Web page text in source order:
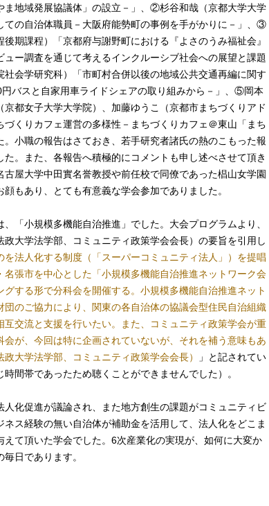
ま地域発展協議体」の設立－」、②杉谷和哉（京都大学大学
ての自治体職員－大阪府能勢町の事例を手がかりに－」、③
期課程）「京都府与謝野町における『よさのうみ福祉会』
ー調査を通じて考えるインクルーシブ社会への展望と課題
会学研究科）「市町村合併以後の地域公共交通再編に関す
バスと自家用車ライドシェアの取り組みから－」、⑤岡本
都女子大学大学院）、加藤ゆうこ（京都市まちづくりアド
くりカフェ運営の多様性－まちづくりカフェ＠東山「まち
小職の報告はさておき、若手研究者諸氏の熱のこもった報
。また、各報告へ積極的にコメントも申し述べさせて頂き
古屋大学中田實名誉教授や前任校で同僚であった椙山女学園
もあり、とても有意義な学会参加でありました。
「小規模多機能自治推進」でした。大会プログラムより、
大学法学部、コミュニティ政策学会会長）の要旨を引用し
を法人化する制度（「スーパーコミュニティ法人」）を提唱
名張市を中心とした「小規模多機能自治推進ネットワーク会
する形で分科会を開催する。小規模多機能自治推進ネット
のご協力により、関東の各自治体の協議会型住民自治組織
互交流と支援を行いたい。また、コミュニティ政策学会が重
が、今回は特に企画されていないが、それを補う意味もあ
大学法学部、コミュニティ政策学会会長）
」と記されてい
間帯であったため聴くことができませんでした）。
人化促進が議論され、また地方創生の課題がコミュニティビ
ス経験の無い自治体が補助金を活用して、法人化をどこま
て頂いた学会でした。6次産業化の実現が、如何に大変か
日であります。